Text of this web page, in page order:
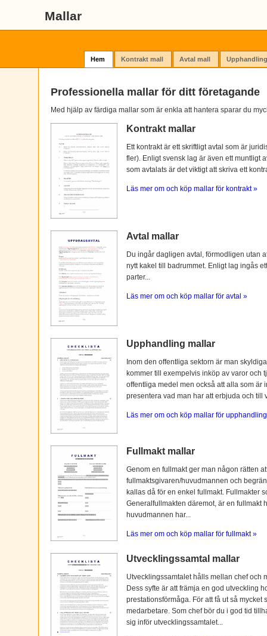
Mallar
Hem Kontrakt mall Avtal mall
Professionella mallar för ditt företagande
Med hjälp av färdiga mallar som är enkla att hantera sparar du
Kontrakt mallar
Ett kontrakt är ett skriftligt avtal som är
fler). Enligt svensk lag är även ett muntligt
som avtalats är det viktigt att skriva ett
Läs mer om och köp mallar för kontrakt »
Avtal mallar
Du ingår dagligen avtal, förmodligen utan
nytt kakel till badrummet. Enligt lag ingås
parter...
Läs mer om och köp mallar för avtal »
Upphandling mallar
Inom den offentliga sektorn är man
kommer till exempelvis inköp av varor och
offentliga medel men också att alla som är
presentera vad man har att erbjuda och till
Läs mer om och köp mallar för
Fullmakt mallar
Genom en fullmakt ger man någon rätten
fullmaktsgivaren/huvudmannen och
kallas då för en enkel fullmakt. Fullmakter
Generalfullmakten däremot, är en fullmakt
huvudmannen har...
Läs mer om och köp mallar för fullmakt »
Utvecklingssamtal mallar
Utvecklingssamtalet hålls mellan chef och
Dess syfte är att främja en god utveckling
prestationsförmåga. För att få ut så
medarbetare. Som chef bör du i god tid
sig inför utvecklingssamtalet...